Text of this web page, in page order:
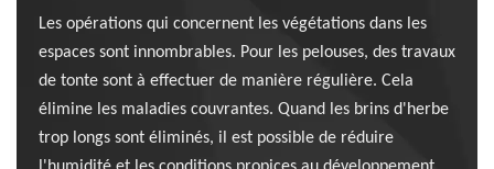
Les opérations qui concernent les végétations dans les
espaces sont innombrables. Pour les pelouses, des travaux
de tonte sont à effectuer de manière régulière. Cela
élimine les maladies couvrantes. Quand les brins d'herbe
trop longs sont éliminés, il est possible de réduire